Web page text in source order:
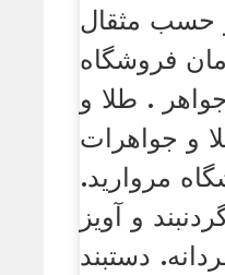
حسب مثقال
(تومان فروشگاه
. طلا و
و جواهرات
مروارید.
و آویز
دستبند